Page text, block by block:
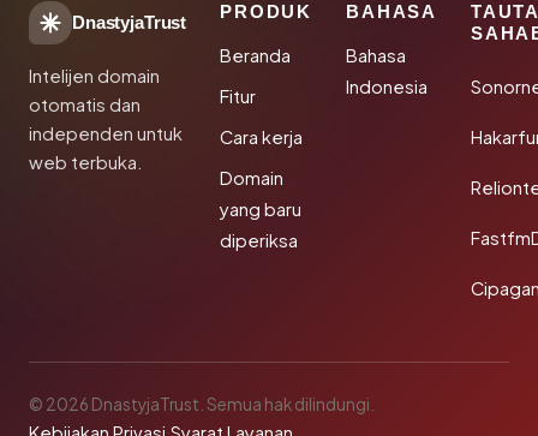
DnastyjaTrust
Intelijen domain
otomatis dan
independen untuk
web terbuka.
PRODUK
Beranda
Fitur
Cara kerja
Domain
yang baru
diperiksa
BAHASA
Bahasa
Indonesia
© 2026 DnastyjaTrust. Semua hak dilindungi.
·